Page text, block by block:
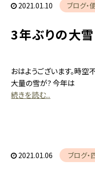
2021.01.10 ブログ
3年ぶりの大雪
おはようございます。時空
大量の雪が? 今年は
続きを読む...
2021.01.06 ブログ